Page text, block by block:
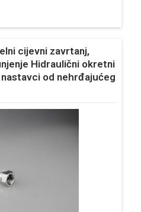
cijevni zavrtanj,
Hidraulični okretni
od nehrđajućeg